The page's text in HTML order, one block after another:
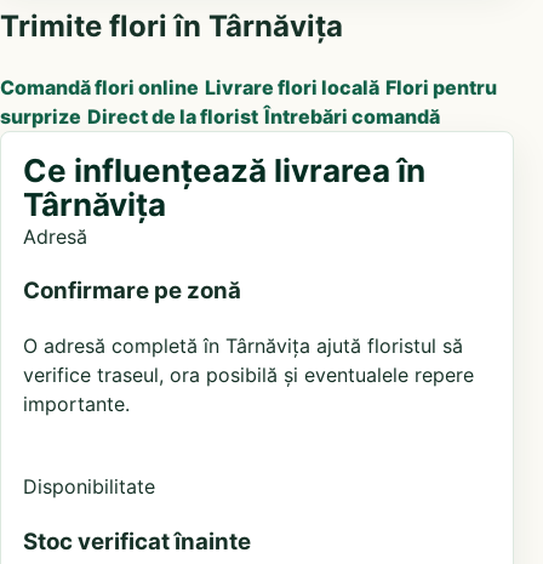
Trimite flori în Târnăvița
Comandă flori online Livrare flori locală Flori pentru
surprize Direct de la florist Întrebări comandă
Ce influențează livrarea în
Târnăvița
Adresă
Confirmare pe zonă
O adresă completă în Târnăvița ajută floristul să
verifice traseul, ora posibilă și eventualele repere
importante.
Disponibilitate
Stoc verificat înainte